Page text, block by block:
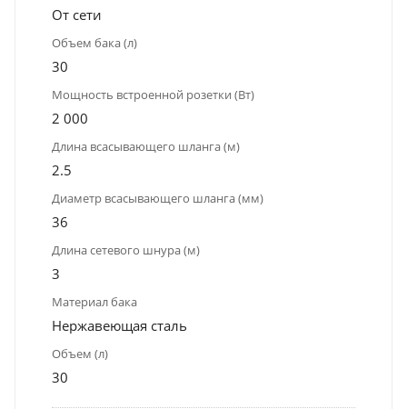
От сети
Объем бака (л)
30
Мощность встроенной розетки (Вт)
2 000
Длина всасывающего шланга (м)
2.5
Диаметр всасывающего шланга (мм)
36
Длина сетевого шнура (м)
3
Материал бака
Нержавеющая сталь
Объем (л)
30